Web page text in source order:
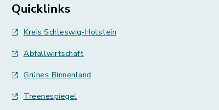
Quicklinks
Kreis Schleswig-Holstein
Abfallwirtschaft
Grünes Binnenland
Treenespiegel